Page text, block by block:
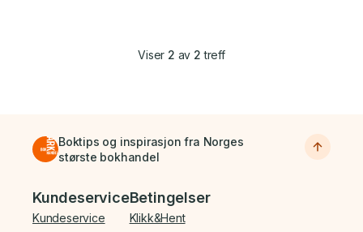
Viser 2 av 2 treff
Boktips og inspirasjon fra Norges
største bokhandel
Bunnmeny
Kundeservice
Kundeservice
Betingelser
Klikk&Hent